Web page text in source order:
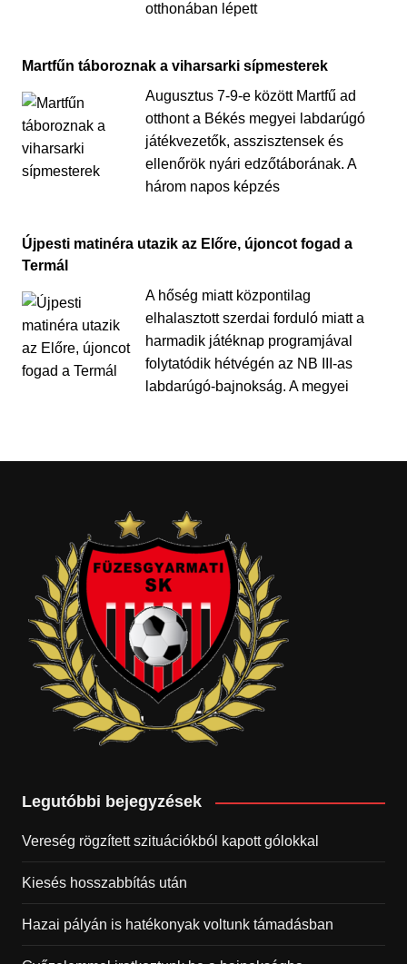
otthonában lépett
Martfűn táboroznak a viharsarki sípmesterek
Augusztus 7-9-e között Martfű ad
otthont a Békés megyei labdarúgó
játékvezetők, asszisztensek és
ellenőrök nyári edzőtáborának. A
három napos képzés
Újpesti matinéra utazik az Előre, újoncot fogad a
Termál
A hőség miatt központilag
elhalasztott szerdai forduló miatt a
harmadik játéknap programjával
folytatódik hétvégén az NB III-as
labdarúgó-bajnokság. A megyei
Legutóbbi bejegyzések
Vereség rögzített szituációkból kapott gólokkal
Kiesés hosszabbítás után
Hazai pályán is hatékonyak voltunk támadásban